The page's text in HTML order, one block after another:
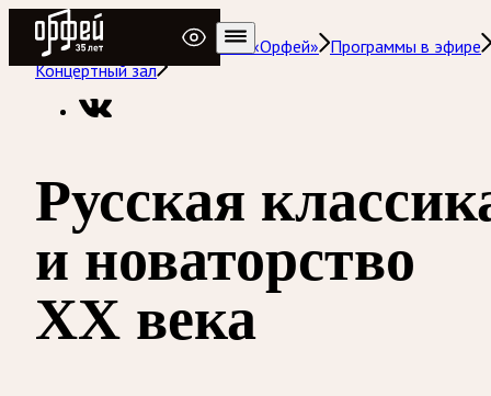
Радио Орфей
Радио классической музыки «Орфей» Программы в эфире
Концертный зал
Русская
и новаторство
ХХ века